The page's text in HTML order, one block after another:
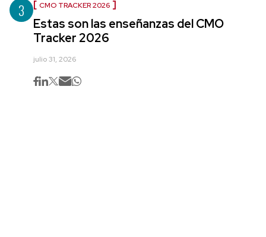
3 CMO TRACKER 2026
Estas son las enseñanzas del CMO
Tracker 2026
julio 31, 2026